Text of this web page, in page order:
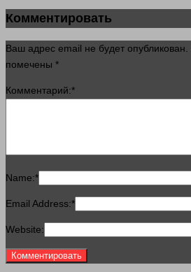
Комментировать
Ваш адрес email не будет опубликован.
помечены *
Комментарий:*
Name:*
Email Address:*
Website: